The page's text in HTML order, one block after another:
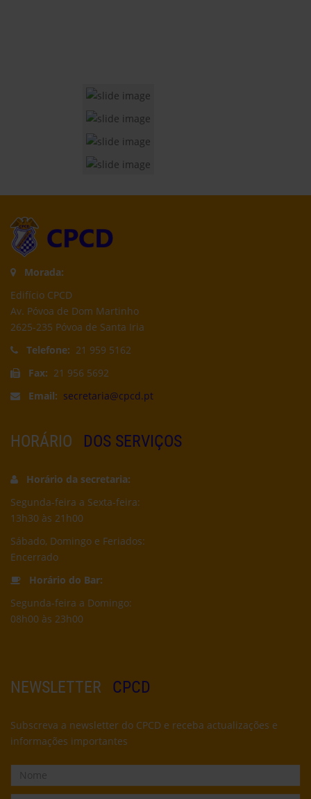
Morada:
Edifício CPCD
Av. Póvoa de Dom Martinho
2625-235 Póvoa de Santa Iria
Telefone: 21 959 5162
Fax: 21 956 5692
Email: secretaria@cpcd.pt
HORÁRIO DOS SERVIÇOS
Horário da secretaria:
Segunda-feira a Sexta-feira:
13h30 às 21h00
Sábado, Domingo e Feriados:
Encerrado
Horário do Bar:
Segunda-feira a Domingo:
08h00 às 23h00
NEWSLETTER CPCD
Subscreva a newsletter do CPCD e receba actualizações e
informações importantes